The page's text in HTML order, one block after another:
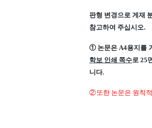
판형 변경으로 게재
참고하여 주십시오.
① 논문은 A4용지를
학보 인쇄 쪽수로 25
니다.
②또한 논문은 원칙